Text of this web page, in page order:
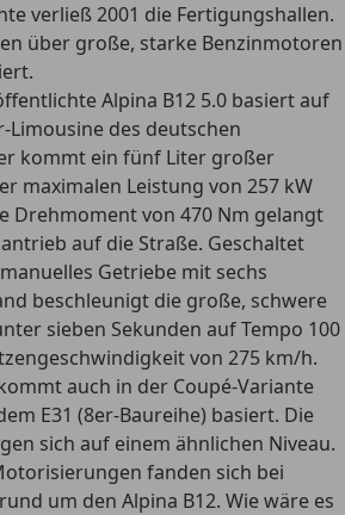
verließ 2001 die Fertigungshallen.
über große, starke Benzinmotoren
Alpina B12 5.0 basiert auf
Limousine des deutschen
kommt ein fünf Liter großer
maximalen Leistung von 257 kW
Drehmoment von 470 Nm gelangt
auf die Straße. Geschaltet
Getriebe mit sechs
beschleunigt die große, schwere
sieben Sekunden auf Tempo 100
von 275 km/h.
auch in der Coupé-Variante
E31 (8er-Baureihe) basiert. Die
sich auf einem ähnlichen Niveau.
fanden sich bei
um den Alpina B12. Wie wäre es